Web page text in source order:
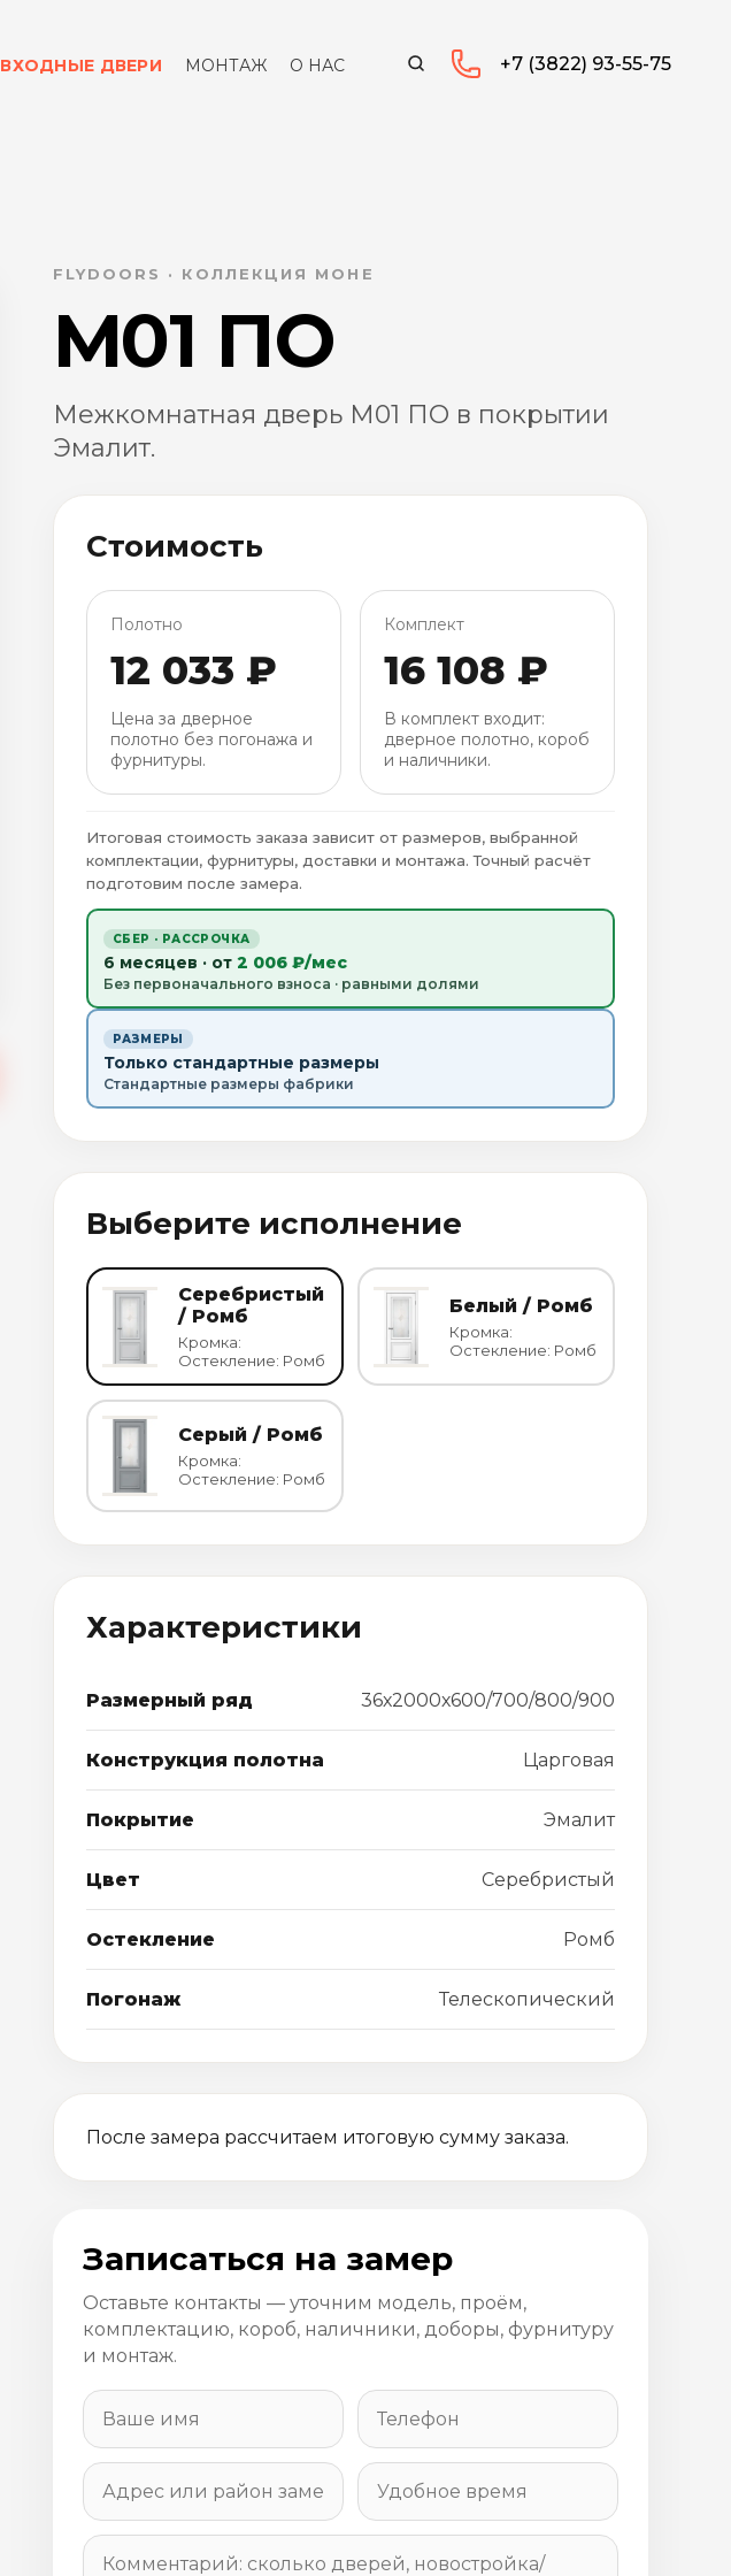
ВХОДНЫЕ ДВЕРИ МОНТАЖ О НАС +7 (3822) 93-55-75
FLYDOORS · КОЛЛЕКЦИЯ МОНЕ
M01 ПО
Межкомнатная дверь M01 ПО в покрытии
Эмалит.
Стоимость
Полотно
12 033 ₽
Цена за дверное
полотно без погонажа и
фурнитуры.
Комплект
16 108 ₽
В комплект входит:
дверное полотно, короб
и наличники.
Итоговая стоимость заказа зависит от размеров, выбранной
комплектации, фурнитуры, доставки и монтажа. Точный расчёт
подготовим после замера.
СБЕР · РАССРОЧКА
6 месяцев · от2 006 ₽/мес
Без первоначального взноса · равными долями
РАЗМЕРЫ
Только стандартные размеры
Стандартные размеры фабрики
Выберите исполнение
Серебристый
/ Ромб
Кромка:
Остекление: Ромб
Белый / Ромб
Кромка:
Остекление: Ромб
Серый / Ромб
Кромка:
Остекление: Ромб
Характеристики
Размерный ряд 36х2000х600/700/800/900
Конструкция полотна Царговая
Покрытие Эмалит
Цвет Серебристый
Остекление Ромб
Погонаж Телескопический
После замера рассчитаем итоговую сумму заказа.
Записаться на замер
Оставьте контакты — уточним модель, проём,
комплектацию, короб, наличники, доборы, фурнитуру
и монтаж.